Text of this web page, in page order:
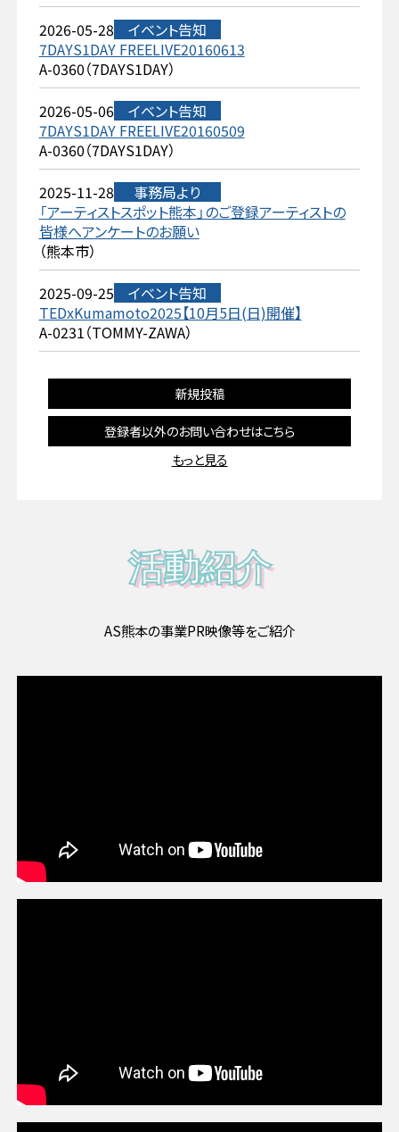
2026-05-28
イベント告知
7DAYS1DAY FREELIVE20160613
A-0360（7DAYS1DAY）
2026-05-06
イベント告知
7DAYS1DAY FREELIVE20160509
A-0360（7DAYS1DAY）
2025-11-28
事務局より
「アーティストスポット熊本」のご登録アーティストの
皆様へアンケートのお願い
（熊本市）
2025-09-25
イベント告知
TEDxKumamoto2025【10月5日(日)開催】
A-0231（TOMMY-ZAWA）
新規投稿
登録者以外のお問い合わせはこちら
もっと見る
活動紹介
AS熊本の事業PR映像等をご紹介